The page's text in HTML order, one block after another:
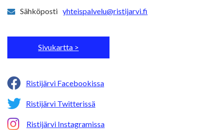
Sähköposti yhteispalvelu@ristijarvi.fi
Sivukartta >
Ristijärvi Facebookissa
Ristijärvi Twitterissä
Ristijärvi Instagramissa